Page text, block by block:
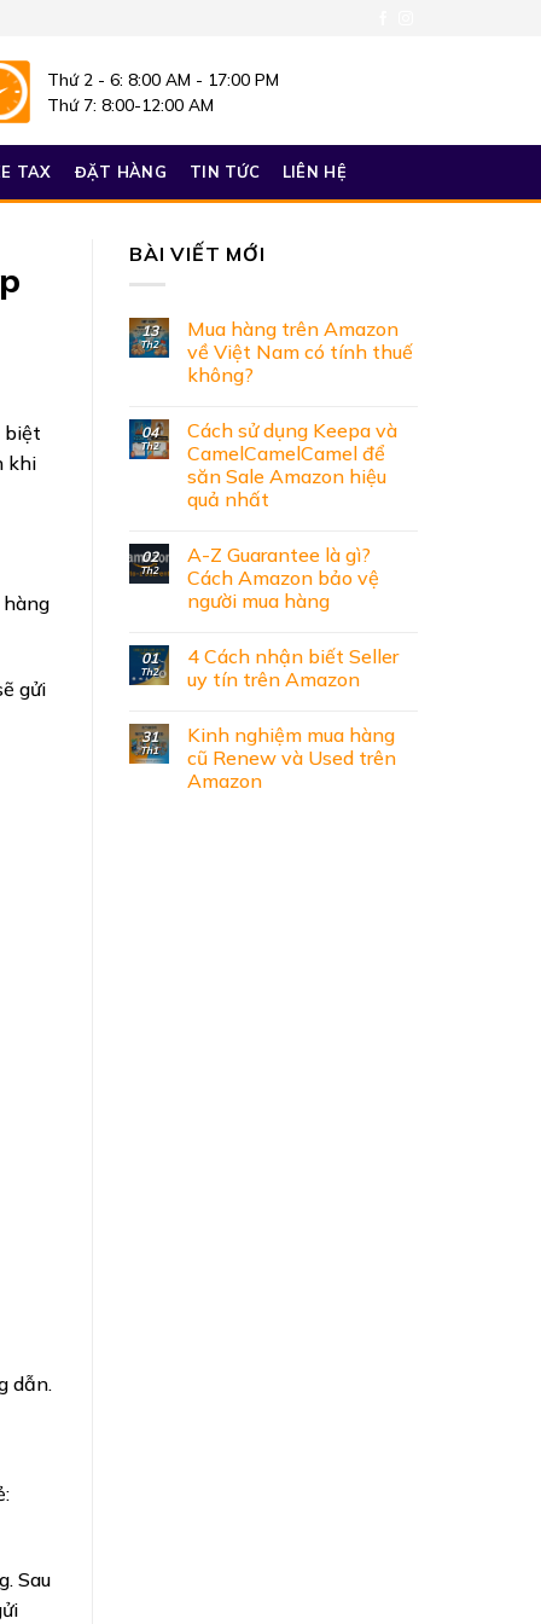
Thứ 2 - 6: 8:00 AM - 17:00 PM
Thứ 7: 8:00-12:00 AM
TAX ĐẶT HÀNG TIN TỨC LIÊN HỆ
biệt
khi
gửi
dẫn.
Sau
BÀI VIẾT MỚI
13
Th2
Mua hàng trên Amazon
về Việt Nam có tính thuế
không?
04
Th2
Cách sử dụng Keepa và
CamelCamelCamel để
săn Sale Amazon hiệu
quả nhất
02
Th2
A-Z Guarantee là gì?
Cách Amazon bảo vệ
người mua hàng
01
Th2
4 Cách nhận biết Seller
uy tín trên Amazon
31
Th1
Kinh nghiệm mua hàng
cũ Renew và Used trên
Amazon